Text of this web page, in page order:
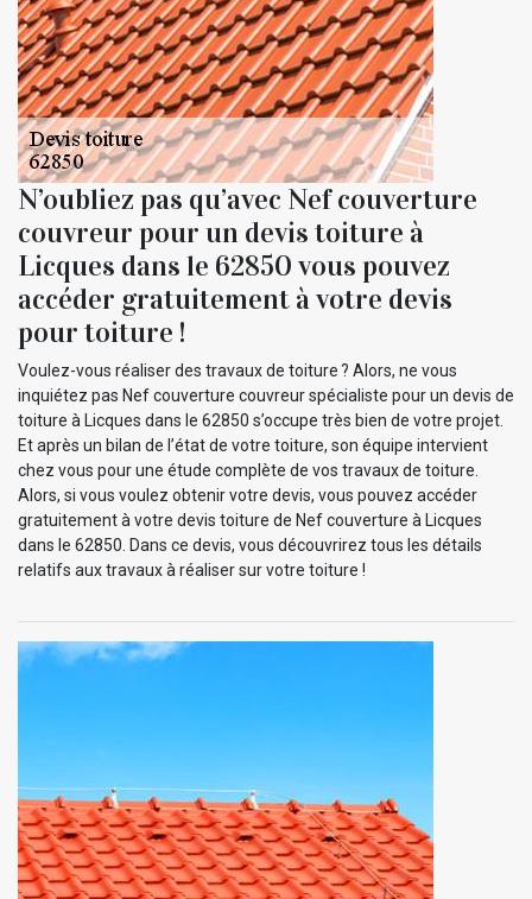
N’oubliez pas qu’avec Nef couverture
couvreur pour un devis toiture à
Licques dans le 62850 vous pouvez
accéder gratuitement à votre devis
pour toiture !
Voulez-vous réaliser des travaux de toiture ? Alors, ne vous
inquiétez pas Nef couverture couvreur spécialiste pour un devis de
toiture à Licques dans le 62850 s’occupe très bien de votre projet.
Et après un bilan de l’état de votre toiture, son équipe intervient
chez vous pour une étude complète de vos travaux de toiture.
Alors, si vous voulez obtenir votre devis, vous pouvez accéder
gratuitement à votre devis toiture de Nef couverture à Licques
dans le 62850. Dans ce devis, vous découvrirez tous les détails
relatifs aux travaux à réaliser sur votre toiture !